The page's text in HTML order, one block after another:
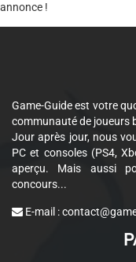
annonce !
Game-Guide est votre
communauté de joueurs
Jour après jour, nous
PC et consoles (PS4,
aperçu. Mais aussi
concours...
E-mail :